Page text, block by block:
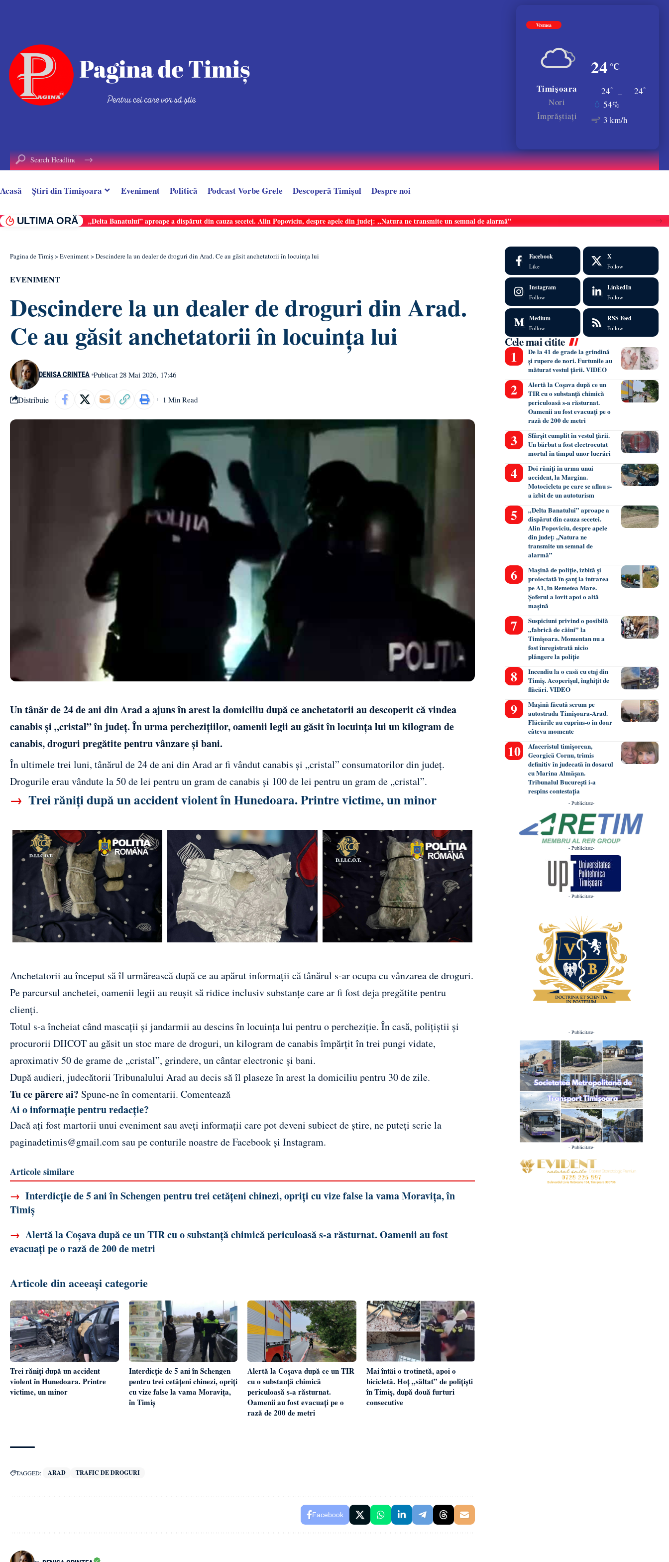
Vremea
24 °C
Timișoara
Nori
Împrăștiați
24° 24°
54%
3 km/h
Acasă Știri din Timișoara Eveniment Politică Podcast Vorbe Grele Descoperă Timișul Despre noi
ULTIMA ORĂ „Delta Banatului” aproape a dispărut din cauza secetei. Alin Popoviciu, despre apele din județ: ,,Natura ne transmite un semnal de alarmă”
Pagina de Timiș>Eveniment>Descindere la un dealer de droguri din Arad. Ce au găsit anchetatorii în locuința lui
EVENIMENT
Descindere la un dealer de droguri din Arad.
Ce au găsit anchetatorii în locuința lui
DENISA CRINTEA Publicat 28 Mai 2026, 17:46
Distribuie 1 Min Read
Un tânăr de 24 de ani din Arad a ajuns în arest la domiciliu după ce anchetatorii au descoperit că vindea
canabis și „cristal” în județ. În urma perchezițiilor, oamenii legii au găsit în locuința lui un kilogram de
canabis, droguri pregătite pentru vânzare și bani.
În ultimele trei luni, tânărul de 24 de ani din Arad ar fi vândut canabis și „cristal” consumatorilor din județ.
Drogurile erau vândute la 50 de lei pentru un gram de canabis și 100 de lei pentru un gram de „cristal”.
→ Trei răniți după un accident violent în Hunedoara. Printre victime, un minor
Anchetatorii au început să îl urmărească după ce au apărut informații că tânărul s-ar ocupa cu vânzarea de droguri.
Pe parcursul anchetei, oamenii legii au reușit să ridice inclusiv substanțe care ar fi fost deja pregătite pentru
clienți.
Totul s-a încheiat când mascații și jandarmii au descins în locuința lui pentru o percheziție. În casă, polițiștii și
procurorii DIICOT au găsit un stoc mare de droguri, un kilogram de canabis împărțit în trei pungi vidate,
aproximativ 50 de grame de „cristal”, grindere, un cântar electronic și bani.
După audieri, judecătorii Tribunalului Arad au decis să îl plaseze în arest la domiciliu pentru 30 de zile.
Tu ce părere ai? Spune-ne în comentarii. Comentează
Ai o informație pentru redacție?
Dacă ați fost martorii unui eveniment sau aveți informații care pot deveni subiect de știre, ne puteți scrie la
paginadetimis@gmail.com sau pe conturile noastre deFacebook și Instagram.
Articole similare
→ Interdicție de 5 ani în Schengen pentru trei cetățeni chinezi, opriți cu vize false la vama Moravița, în
Timiș
→ Alertă la Coșava după ce un TIR cu o substanță chimică periculoasă s-a răsturnat. Oamenii au fost
evacuați pe o rază de 200 de metri
Articole din aceeași categorie
Trei răniți după un accident
violent în Hunedoara. Printre
victime, un minor
Interdicție de 5 ani în Schengen
pentru trei cetățeni chinezi, opriți
cu vize false la vama Moravița,
în Timiș
Alertă la Coșava după ce un TIR
cu o substanță chimică
periculoasă s-a răsturnat.
Oamenii au fost evacuați pe o
rază de 200 de metri
Mai întâi o trotinetă, apoi o
bicicletă. Hoț „săltat” de polițiști
în Timiș, după două furturi
consecutive
TAGGED: ARAD TRAFIC DE DROGURI
Facebook
Facebook
Like
X
Follow
Instagram
Follow
LinkedIn
Follow
Medium
Follow
RSS Feed
Follow
Cele mai citite
De la 41 de grade la grindină
și rupere de nori. Furtunile au
măturat vestul țării. VIDEO
Alertă la Coșava după ce un
TIR cu o substanță chimică
periculoasă s-a răsturnat.
Oamenii au fost evacuați pe o
rază de 200 de metri
Sfârșit cumplit în vestul țării.
Un bărbat a fost electrocutat
mortal în timpul unor lucrări
Doi răniți în urma unui
accident, la Margina.
Motocicleta pe care se aflau s-
a izbit de un autoturism
„Delta Banatului” aproape a
dispărut din cauza secetei.
Alin Popoviciu, despre apele
din județ: ,,Natura ne
transmite un semnal de
alarmă”
Mașină de poliție, izbită și
proiectată în șanț la intrarea
pe A1, în Remetea Mare.
Șoferul a lovit apoi o altă
mașină
Suspiciuni privind o posibilă
„fabrică de câini” la
Timișoara. Momentan nu a
fost înregistrată nicio
plângere la poliție
Incendiu la o casă cu etaj din
Timiș. Acoperișul, înghițit de
flăcări. VIDEO
Mașină făcută scrum pe
autostrada Timișoara-Arad.
Flăcările au cuprins-o în doar
câteva momente
Afaceristul timișorean,
Georgică Cornu, trimis
definitiv în judecată în dosarul
cu Marina Almășan.
Tribunalul București i-a
respins contestația
- Publicitate-
- Publicitate-
- Publicitate-
- Publicitate-
- Publicitate-